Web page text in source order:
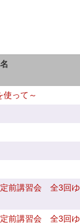
使って～
前講習会 全3回ゆ
前講習会 全3回ゆ